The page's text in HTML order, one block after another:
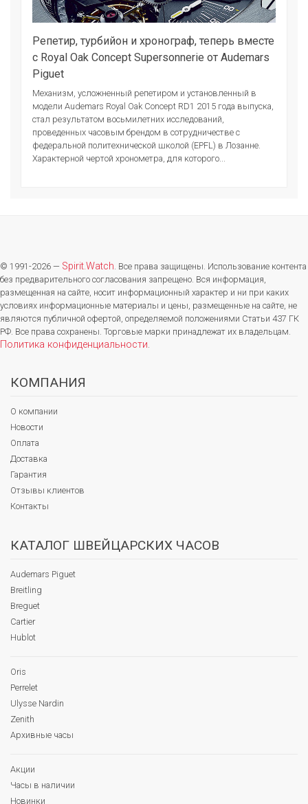
Репетир, турбийон и хронограф, теперь вместе
с Royal Oak Concept Supersonnerie от Audemars
Piguet
Механизм, усложненный репетиром и установленный в
модели Audemars Royal Oak Concept RD1 2015 года выпуска,
стал результатом восьмилетних исследований,
проведенных часовым брендом в сотрудничестве с
федеральной политехнической школой (EPFL) в Лозанне.
Характерной чертой хронометра, для которого...
© 1991-2026 — Spirit.Watch . Все права защищены. Использование контента
без предварительного согласования запрещено. Вся информация,
размещенная на сайте, носит информационный характер и ни при каких
условиях информационные материалы и цены, размещенные на сайте, не
являются публичной офертой, определяемой положениями Статьи 437 ГК
РФ. Все права сохранены. Торговые марки принадлежат их владельцам.
Политика конфиденциальности
КОМПАНИЯ
О компании
Новости
Оплата
Доставка
Гарантия
Отзывы клиентов
Контакты
КАТАЛОГ ШВЕЙЦАРСКИХ ЧАСОВ
Audemars Piguet
Breitling
Breguet
Cartier
Hublot
Oris
Perrelet
Ulysse Nardin
Zenith
Архивные часы
Акции
Часы в наличии
Новинки